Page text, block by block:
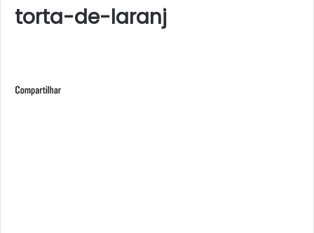
torta-de-laranj